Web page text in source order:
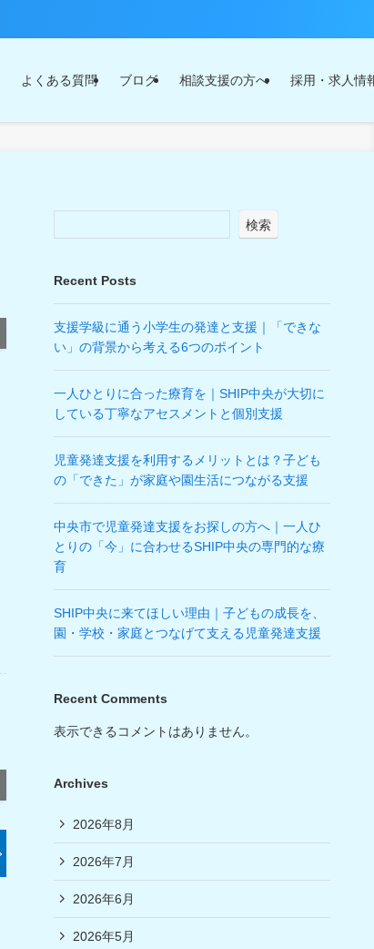
よくある質問 ブログ 相談支援の方へ 採用・求人情
検索
Recent Posts
支援学級に通う小学生の発達と支援｜「できな
い」の背景から考える6つのポイント
一人ひとりに合った療育を｜SHIP中央が大切に
している丁寧なアセスメントと個別支援
児童発達支援を利用するメリットとは？子ども
の「できた」が家庭や園生活につながる支援
中央市で児童発達支援をお探しの方へ｜一人ひ
とりの「今」に合わせるSHIP中央の専門的な療
育
SHIP中央に来てほしい理由｜子どもの成長を、
園・学校・家庭とつなげて支える児童発達支援
Recent Comments
表示できるコメントはありません。
Archives
2026年8月
2026年7月
2026年6月
2026年5月